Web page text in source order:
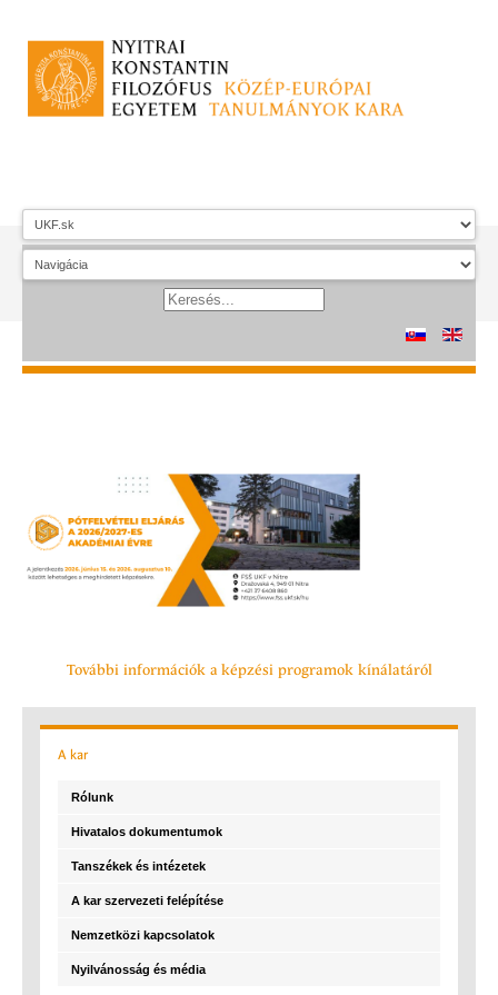
További információk a képzési programok kínálatáról
A kar
Rólunk
Hivatalos dokumentumok
Tanszékek és intézetek
A kar szervezeti felépítése
Nemzetközi kapcsolatok
Nyilvánosság és média